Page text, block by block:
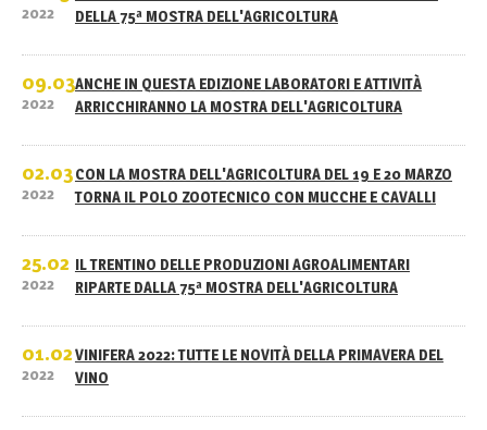
2022
DELLA 75ª MOSTRA DELL'AGRICOLTURA
09.03
2022
ANCHE IN QUESTA EDIZIONE LABORATORI E ATTIVITÀ
ARRICCHIRANNO LA MOSTRA DELL'AGRICOLTURA
02.03
2022
CON LA MOSTRA DELL'AGRICOLTURA DEL 19 E 20 MARZO
TORNA IL POLO ZOOTECNICO CON MUCCHE E CAVALLI
25.02
2022
IL TRENTINO DELLE PRODUZIONI AGROALIMENTARI
RIPARTE DALLA 75ª MOSTRA DELL'AGRICOLTURA
01.02
2022
VINIFERA 2022: TUTTE LE NOVITÀ DELLA PRIMAVERA DEL
VINO